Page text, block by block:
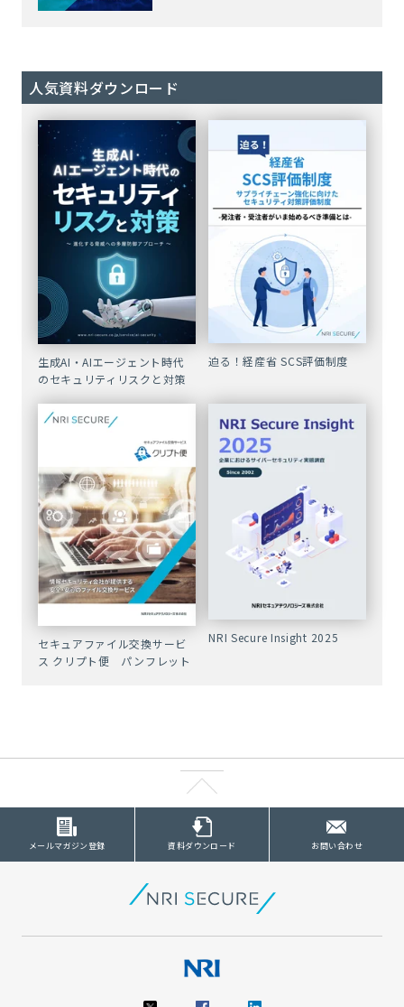
人気資料ダウンロード
生成AI・AIエージェント時代
のセキュリティリスクと対策
迫る！経産省 SCS評価制度
セキュアファイル交換サービ
ス クリプト便 パンフレット
NRI Secure Insight 2025
メールマガジン登録 資料ダウンロード お問い合わせ